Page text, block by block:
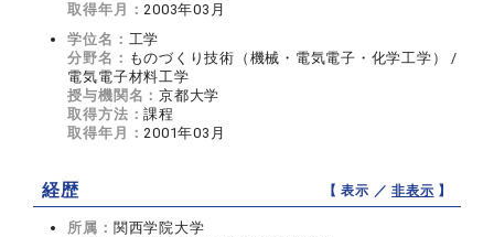
取得年月：2003年03月
学位名： 工学
分野名： ものづくり技術（機械・電気電子・化学工学） /
電気電子材料工学
授与機関名：京都大学
取得方法：課程
取得年月：2001年03月
経歴 【 表示 ／非表示 】
所属： 関西学院大学